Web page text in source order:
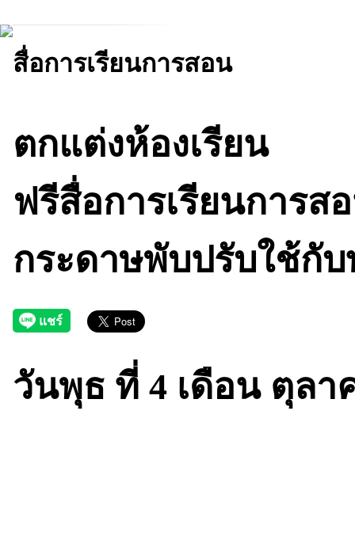
สื่อการเรียนการสอน
ตกแต่งห้องเรียน
ฟรีสื่อการเรียนการส
กระดาษพับปรับใช้กั
วันพุธ ที่ 4 เดือน ตุลา